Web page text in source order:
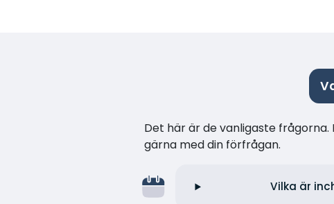
Det här är de vanligaste
gärna med din förfrågan.
Vilka är